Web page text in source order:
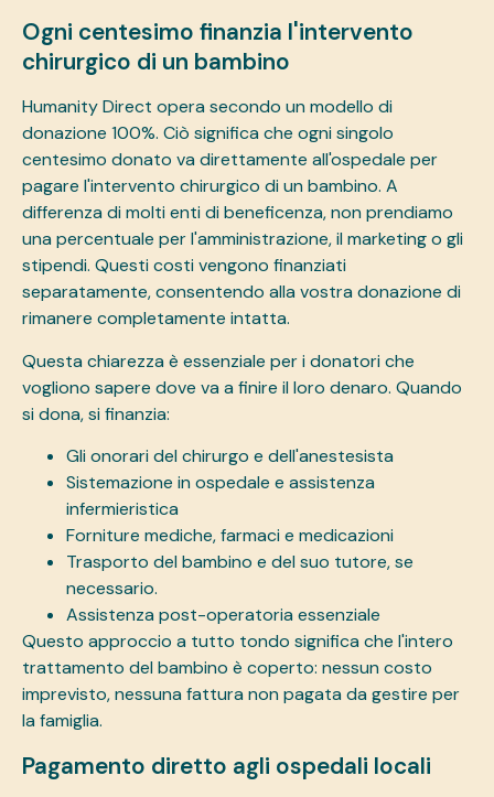
Ogni centesimo finanzia l'intervento
chirurgico di un bambino
Humanity Direct opera secondo un modello di
donazione 100%. Ciò significa che ogni singolo
centesimo donato va direttamente all'ospedale per
pagare l'intervento chirurgico di un bambino. A
differenza di molti enti di beneficenza, non prendiamo
una percentuale per l'amministrazione, il marketing o gli
stipendi. Questi costi vengono finanziati
separatamente, consentendo alla vostra donazione di
rimanere completamente intatta.
Questa chiarezza è essenziale per i donatori che
vogliono sapere dove va a finire il loro denaro. Quando
si dona, si finanzia:
Gli onorari del chirurgo e dell'anestesista
Sistemazione in ospedale e assistenza
infermieristica
Forniture mediche, farmaci e medicazioni
Trasporto del bambino e del suo tutore, se
necessario.
Assistenza post-operatoria essenziale
Questo approccio a tutto tondo significa che l'intero
trattamento del bambino è coperto: nessun costo
imprevisto, nessuna fattura non pagata da gestire per
la famiglia.
Pagamento diretto agli ospedali locali